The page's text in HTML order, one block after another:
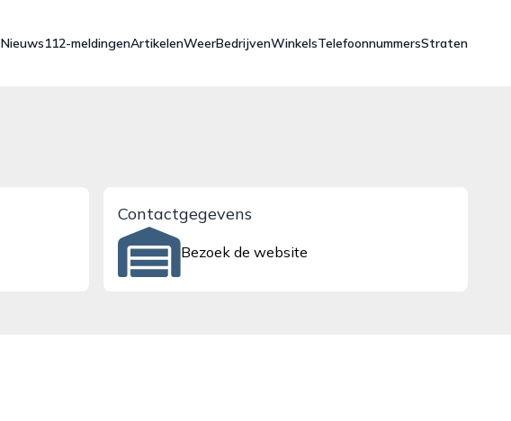
Nieuws112-meldingenArtikelenWeerBedrijvenWinkelsTelefoonnummersStraten
Contactgegevens
Bezoek de website